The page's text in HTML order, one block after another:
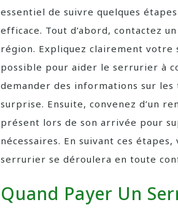
essentiel de suivre quelques
efficace. Tout d’abord, contactez
région. Expliquez clairement votre
possible pour aider le serrurier à
demander des informations sur
surprise. Ensuite, convenez d’un
présent lors de son arrivée pour
nécessaires. En suivant ces
serrurier se déroulera en toute
Quand Payer Un